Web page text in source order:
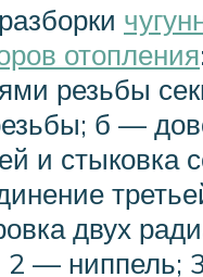
отопления
резьбы
б —
и стыковка
двух
2 — ниппель;